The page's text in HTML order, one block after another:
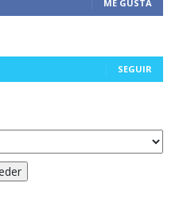
ME GUSTA
SEGUIR